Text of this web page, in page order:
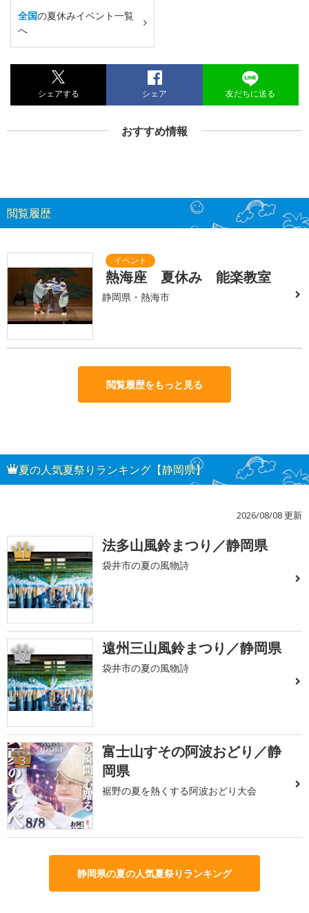
全国の夏休みイベント一覧
へ
シェアする シェア 友だちに送る
おすすめ情報
閲覧履歴
熱海座 夏休み 能楽教室
静岡県・熱海市
閲覧履歴をもっと見る
夏の人気夏祭りランキング【静岡県】
2026/08/08 更新
1 法多山風鈴まつり／静岡県
袋井市の夏の風物詩
2 遠州三山風鈴まつり／静岡県
袋井市の夏の風物詩
3
富士山すその阿波おどり／静
岡県
裾野の夏を熱くする阿波おどり大会
静岡県の夏の人気夏祭りランキング